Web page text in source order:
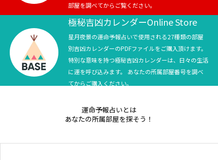
部屋を調べてからご覧ください。
極秘吉凶カレンダーOnline Store
星月夜景の運命予報占いで使用される27種類の部屋
別吉凶カレンダーのPDFファイルをご購入頂けます。
特別な意味を持つ極秘吉凶カレンダーは、日々の生活
に運を呼び込みます。 あなたの所属部屋番号を調べ
てからご購入ください。
運命予報占いとは
あなたの所属部屋を探そう！